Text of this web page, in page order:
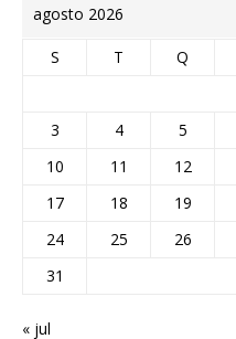
agosto 2026
S T Q
3
4 5
10
11 12
17
18 19
24
25 26
31
« jul